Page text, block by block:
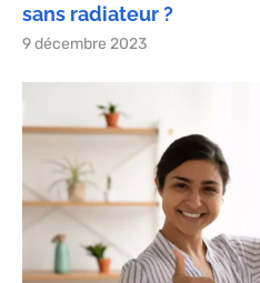
sans radiateur ?
9 décembre 2023